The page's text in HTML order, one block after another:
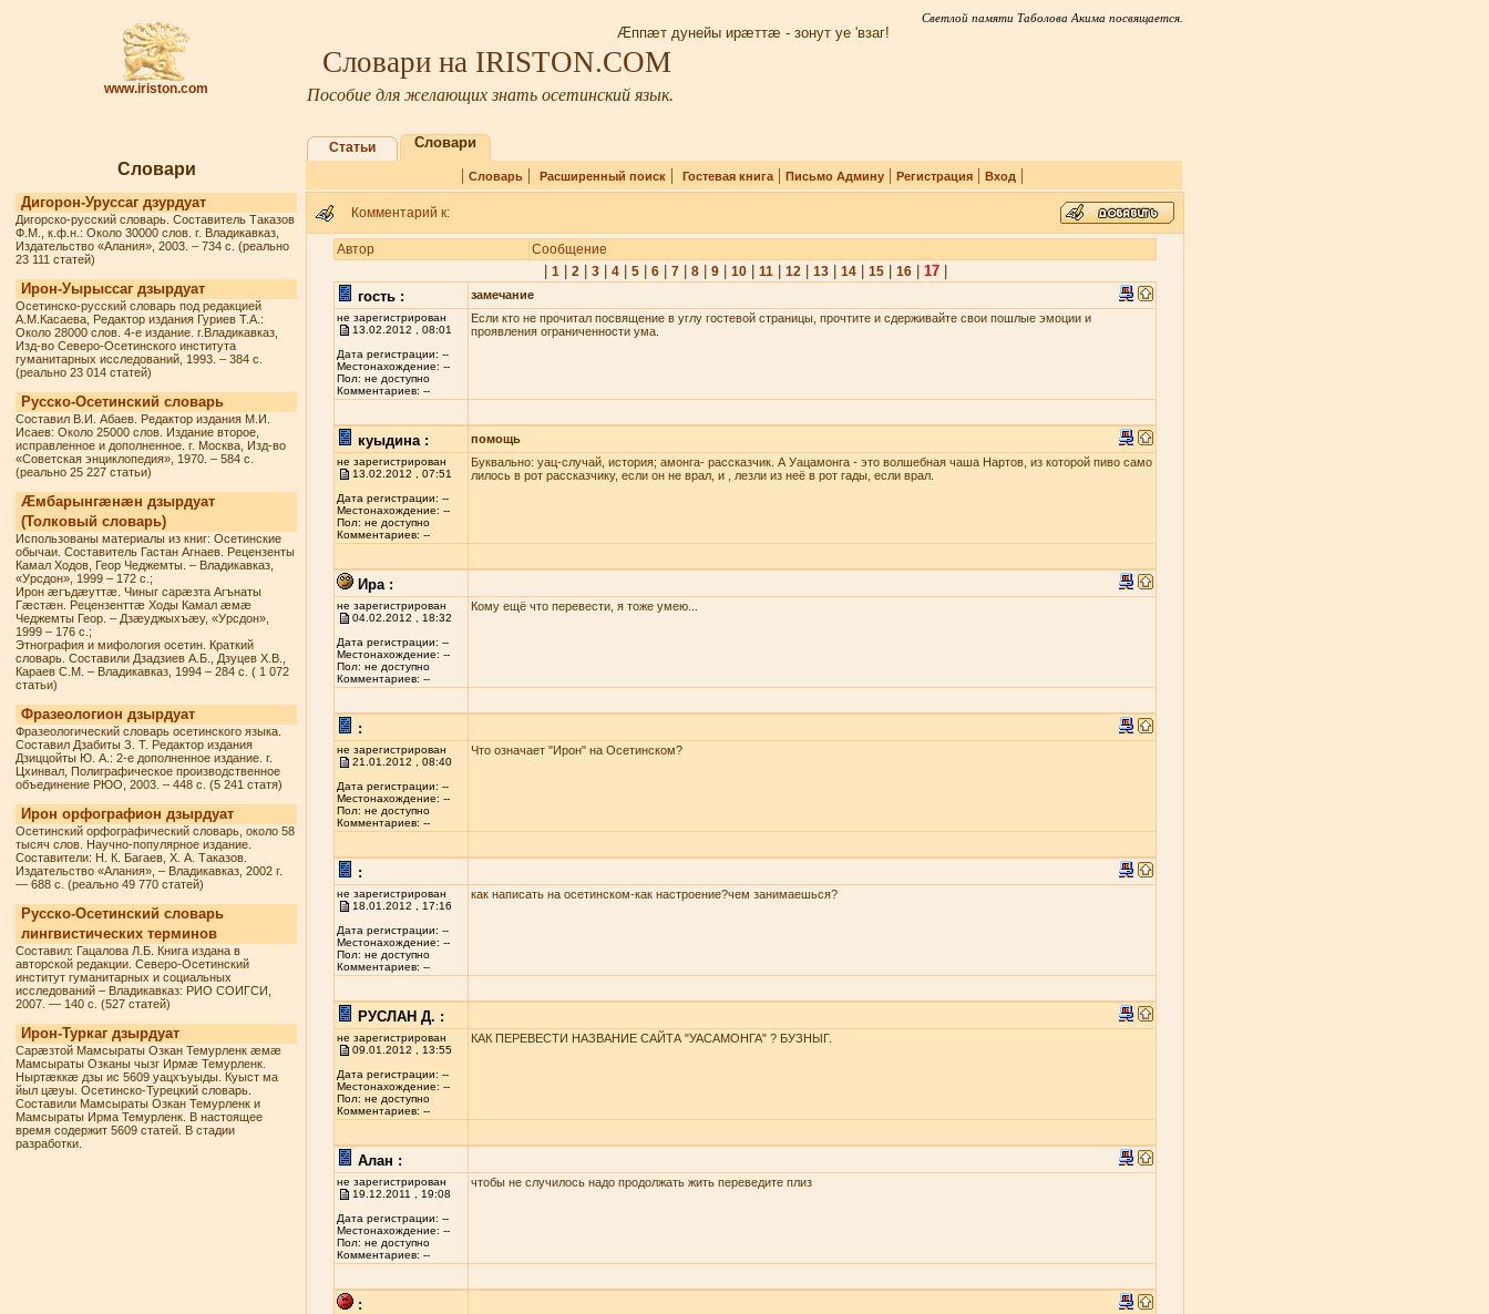
www.iriston.com
Светлой памяти Таболова Акима посвящается.
Æппæт дунейы ирæттæ - зонут уе 'взаг!
Словари на IRISTON.COM
Пособие для желающих знать осетинский язык.
Словари
Дигорон-Уруссаг дзурдуат
Дигорско-русский словарь. Составитель Таказов
Ф.М., к.ф.н.: Около 30000 слов. г. Владикавказ,
Издательство «Алания», 2003. – 734 с. (реально
23 111 статей)
Ирон-Уырыссаг дзырдуат
Осетинско-русский словарь под редакцией
А.М.Касаева, Редактор издания Гуриев Т.А.:
Около 28000 слов. 4-е издание. г.Владикавказ,
Изд-во Северо-Осетинского института
гуманитарных исследований, 1993. – 384 с.
(реально 23 014 статей)
Русско-Осетинский словарь
Составил В.И. Абаев. Редактор издания М.И.
Исаев: Около 25000 слов. Издание второе,
исправленное и дополненное. г. Москва, Изд-во
«Советская энциклопедия», 1970. – 584 с.
(реально 25 227 статьи)
Æмбарынгæнæн дзырдуат
(Толковый словарь)
Использованы материалы из книг: Осетинские
обычаи. Составитель Гастан Агнаев. Рецензенты
Камал Ходов, Геор Чеджемты. – Владикавказ,
«Урсдон», 1999 – 172 с.;
Ирон æгъдæуттæ. Чиныг сарæзта Агънаты
Гæстæн. Рецензенттæ Ходы Камал æмæ
Чеджемты Геор. – Дзæуджыхъæу, «Урсдон»,
1999 – 176 с.;
Этнография и мифология осетин. Краткий
словарь. Составили Дзадзиев А.Б., Дзуцев Х.В.,
Караев С.М. – Владикавказ, 1994 – 284 с. ( 1 072
статьи)
Фразеологион дзырдуат
Фразеологический словарь осетинского языка.
Составил Дзабиты З. Т. Редактор издания
Дзиццойты Ю. А.: 2-е дополненное издание. г.
Цхинвал, Полиграфическое производственное
объединение РЮО, 2003. – 448 с. (5 241 статя)
Ирон орфографион дзырдуат
Осетинский орфографический словарь, около 58
тысяч слов. Научно-популярное издание.
Составители: Н. К. Багаев, Х. А. Таказов.
Издательство «Алания», – Владикавказ, 2002 г.
— 688 с. (реально 49 770 статей)
Русско-Осетинский словарь
лингвистических терминов
Составил: Гацалова Л.Б. Книга издана в
авторской редакции. Северо-Осетинский
институт гуманитарных и социальных
исследований – Владикавказ: РИО СОИГСИ,
2007. — 140 с. (527 статей)
Ирон-Туркаг дзырдуат
Сарæзтой Мамсыраты Озкан Темурленк æмæ
Мамсыраты Озканы чызг Ирмæ Темурленк.
Ныртæккæ дзы ис 5609 уацхъуыды. Куыст ма
йыл цæуы. Осетинско-Турецкий словарь.
Составили Мамсыраты Озкан Темурленк и
Мамсыраты Ирма Темурленк. В настоящее
время содержит 5609 статей. В стадии
разработки.
Статьи Словари
| Словарь| Расширенный поиск| Гостевая книга| Письмо Админу| Регистрация| Вход |
Комментарий к:
Автор Сообщение
1| 2| 3| 4| 5| 6| 7| 8| 9| 10| 11| 12| 13| 14| 15| 16| 17|
гость :
замечание
не зарегистрирован
13.02.2012 , 08:01
Дата регистрации: --
Местонахождение: --
Пол: не доступно
Комментариев: --
Если кто не прочитал посвящение в углу гостевой страницы, прочтите и сдерживайте свои пошлые эмоции и
проявления ограниченности ума.
куыдина : помощь
не зарегистрирован
13.02.2012 , 07:51
Дата регистрации: --
Местонахождение: --
Пол: не доступно
Комментариев: --
Буквально: уац-случай, история; амонга- рассказчик. А Уацамонга - это волшебная чаша Нартов, из которой пиво само
лилось в рот рассказчику, если он не врал, и , лезли из неё в рот гады, если врал.
Ира :
не зарегистрирован
04.02.2012 , 18:32
Дата регистрации: --
Местонахождение: --
Пол: не доступно
Комментариев: --
Кому ещё что перевести, я тоже умею...
:
не зарегистрирован
21.01.2012 , 08:40
Дата регистрации: --
Местонахождение: --
Пол: не доступно
Комментариев: --
Что означает "Ирон" на Осетинском?
:
не зарегистрирован
18.01.2012 , 17:16
Дата регистрации: --
Местонахождение: --
Пол: не доступно
Комментариев: --
как написать на осетинском-как настроение?чем занимаешься?
РУСЛАН Д. :
не зарегистрирован
09.01.2012 , 13:55
Дата регистрации: --
Местонахождение: --
Пол: не доступно
Комментариев: --
КАК ПЕРЕВЕСТИ НАЗВАНИЕ САЙТА "УАСАМОНГА" ? БУЗНЫГ.
Алан :
не зарегистрирован
19.12.2011 , 19:08
Дата регистрации: --
Местонахождение: --
Пол: не доступно
Комментариев: --
чтобы не случилось надо продолжать жить переведите плиз
: